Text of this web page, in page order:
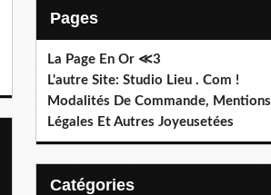
Pages
La Page En Or ≪3
L'autre Site: Studio Lieu . Com !
Modalités De Commande, Mentions
Légales Et Autres Joyeusetées
Catégories